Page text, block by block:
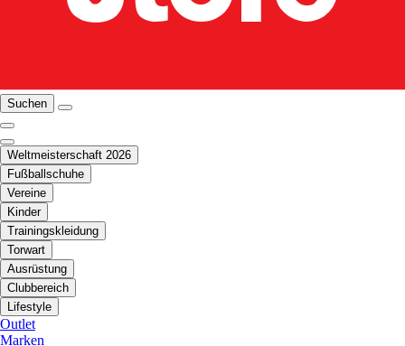
Suchen
Weltmeisterschaft 2026
Fußballschuhe
Vereine
Kinder
Trainingskleidung
Torwart
Ausrüstung
Clubbereich
Lifestyle
Outlet
Marken